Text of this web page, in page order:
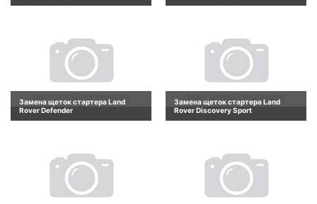
Замена щеток стартера Land
Rover Defender
Замена щеток стартера Land
Rover Discovery Sport